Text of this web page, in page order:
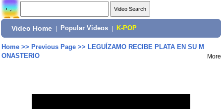
Video Home Popular Videos K-POP
Home>> Previous Page>> LEGUÍZAMO RECIBE PLATA EN SU M
ONASTERIO
More